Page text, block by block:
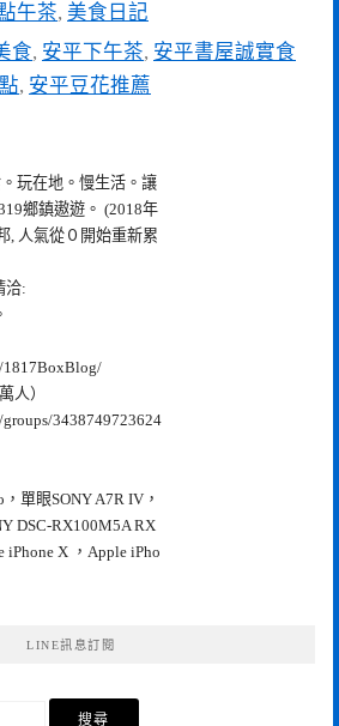
午茶, 美食日記
食, 安平下午茶, 安平書屋誠實食
, 安平豆花推薦
玩在地。慢生活。讓
鄉鎮遨遊。 (2018年
, 人氣從０開始重新累
洽:
1817BoxBlog/
人）
3438749723624
單眼SONY A7R IV，
DSC-RX100M5A RX
iPhone X ，Apple iPho
LINE訊息訂閱